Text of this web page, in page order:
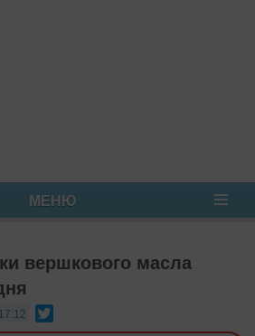
МЕНЮ
вершкового масла